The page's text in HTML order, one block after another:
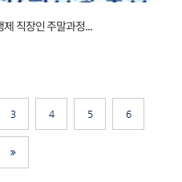
직장인 주말과정...
3 4 5 6
마지막으로